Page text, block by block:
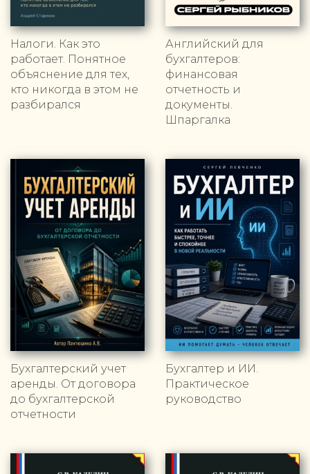
Налоги. Как это
работает. Понятное
объяснение для тех,
кто никогда в этом не
разбирался
Английский для
бухгалтеров:
финансовая
отчетность и
документы.
Шпаргалка
Бухгалтерский учет
аренды. От договора
до бухгалтерской
отчетности
Бухгалтер и ИИ.
Практическое
руководство